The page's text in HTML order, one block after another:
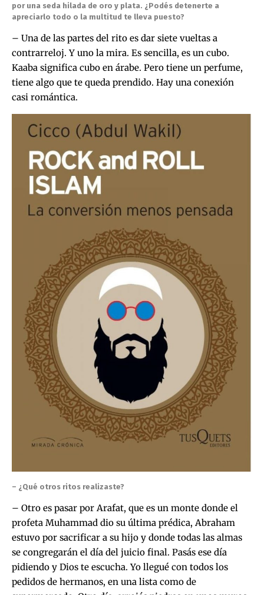
por una seda hilada de oro y plata. ¿Podés detenerte a
apreciarlo todo o la multitud te lleva puesto?
– Una de las partes del rito es dar siete vueltas a
contrarreloj. Y uno la mira. Es sencilla, es un cubo.
Kaaba significa cubo en árabe. Pero tiene un perfume,
tiene algo que te queda prendido. Hay una conexión
casi romántica.
– ¿Qué otros ritos realizaste?
– Otro es pasar por Arafat, que es un monte donde el
profeta Muhammad dio su última prédica, Abraham
estuvo por sacrificar a su hijo y donde todas las almas
se congregarán el día del juicio final. Pasás ese día
pidiendo y Dios te escucha. Yo llegué con todos los
pedidos de hermanos, en una lista como de